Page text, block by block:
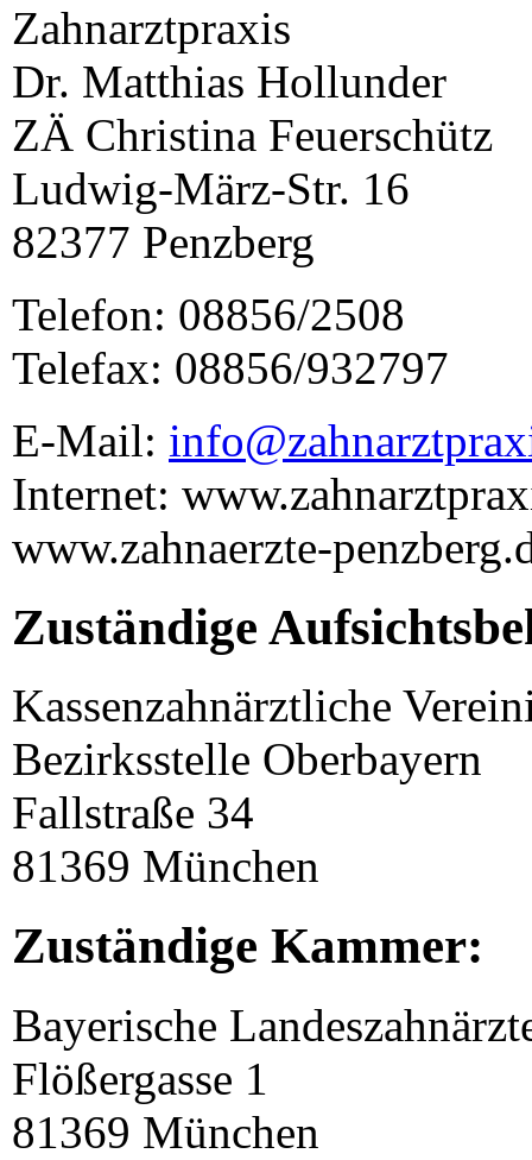
Zahnarztpraxis
Dr. Matthias Hollunder
ZÄ Christina Feuerschütz
Ludwig-März-Str. 16
82377 Penzberg
Telefon: 08856/2508
Telefax: 08856/932797
E-Mail:
Internet:
www.zahnaerzte-
Zuständige
Kassenzahnärztliche
Bezirksstelle Oberbayern
Fallstraße 34
81369 München
Zuständige Kammer:
Bayerische
Flößergasse 1
81369 München